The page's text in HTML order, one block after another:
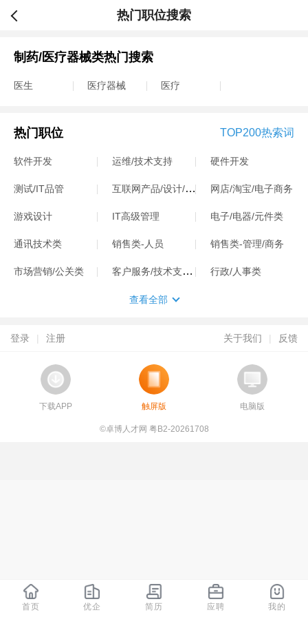
热门职位搜索
制药/医疗器械类热门搜索
医生 医疗器械 医疗
热门职位 TOP200热索词
软件开发 运维/技术支持 硬件开发
测试/IT品管 互联网产品/设计/运营 网店/淘宝/电子商务
游戏设计 IT高级管理 电子/电器/元件类
通讯技术类 销售类-人员 销售类-管理/商务
市场营销/公关类 客户服务/技术支持类 行政/人事类
查看全部
登录 | 注册 关于我们 | 反馈
下载APP 触屏版 电脑版
©卓博人才网 粤B2-20261708
首页 优企 简历 应聘 我的